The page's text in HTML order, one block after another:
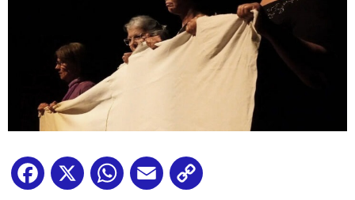
Facebook
X WhatsApp
Email